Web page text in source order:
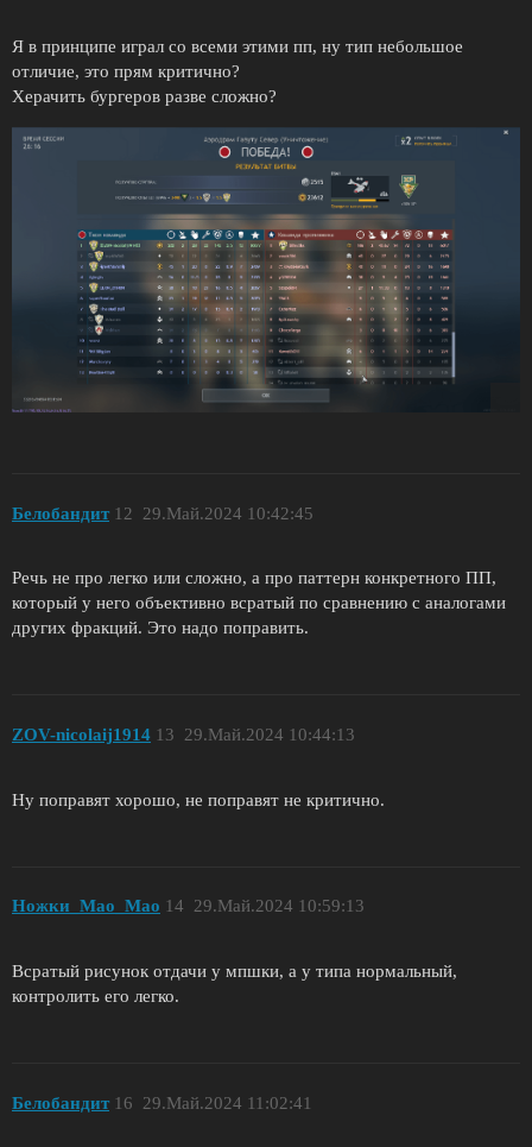
Я в принципе играл со всеми этими пп, ну тип небольшое
отличие, это прям критично?
Херачить бургеров разве сложно?
Белобандит 29.Май.2024 10:42:45
12
Речь не про легко или сложно, а про паттерн конкретного ПП,
который у него объективно всратый по сравнению с аналогами
других фракций. Это надо поправить.
ZОV-nicolaij1914 29.Май.2024 10:44:13
13
Ну поправят хорошо, не поправят не критично.
Ножки_Мао_Мао 29.Май.2024 10:59:13
14
Всратый рисунок отдачи у мпшки, а у типа нормальный,
контролить его легко.
Белобандит 29.Май.2024 11:02:41
16